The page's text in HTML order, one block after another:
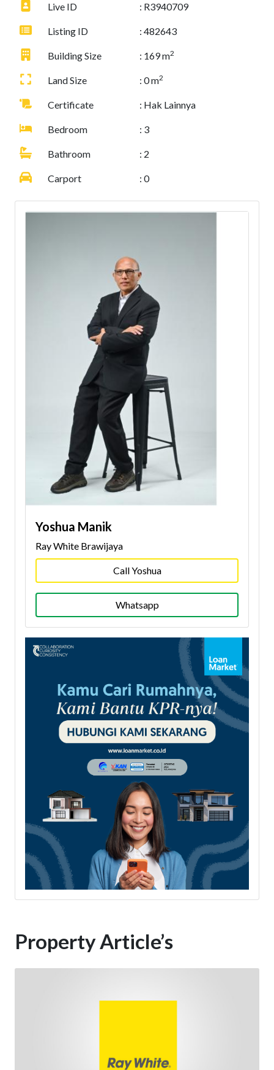
Yoshua Manik
Ray White Brawijaya
Call Yoshua
Whatsapp
Live ID : R3940709
Listing ID : 482643
Building Size : 169 m2
Land Size : 0 m2
Certificate : Hak Lainnya
Bedroom : 3
Bathroom : 2
Carport : 0
Property Article’s